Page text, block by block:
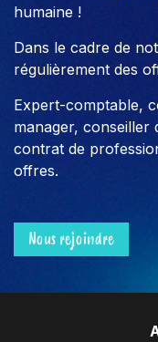
humaine !
Dans le cadre de
régulièrement des
Expert-comptable,
manager, conseiller
contrat de
offres.
Nous rejoindre